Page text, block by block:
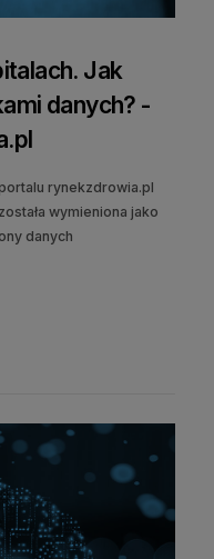
Jak
danych? -
rynekzdrowia.pl
wymieniona jako
danych